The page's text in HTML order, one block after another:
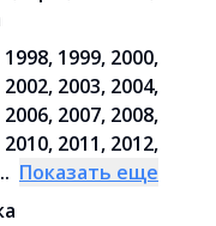
1998, 1999, 2000,
2002, 2003, 2004,
2006, 2007, 2008,
2010, 2011, 2012,
Показать еще